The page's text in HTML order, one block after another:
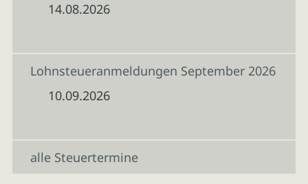
14.08.2026
Lohnsteueranmeldungen September 2026
10.09.2026
alle Steuertermine